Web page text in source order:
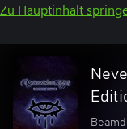
Zu Hauptinhalt